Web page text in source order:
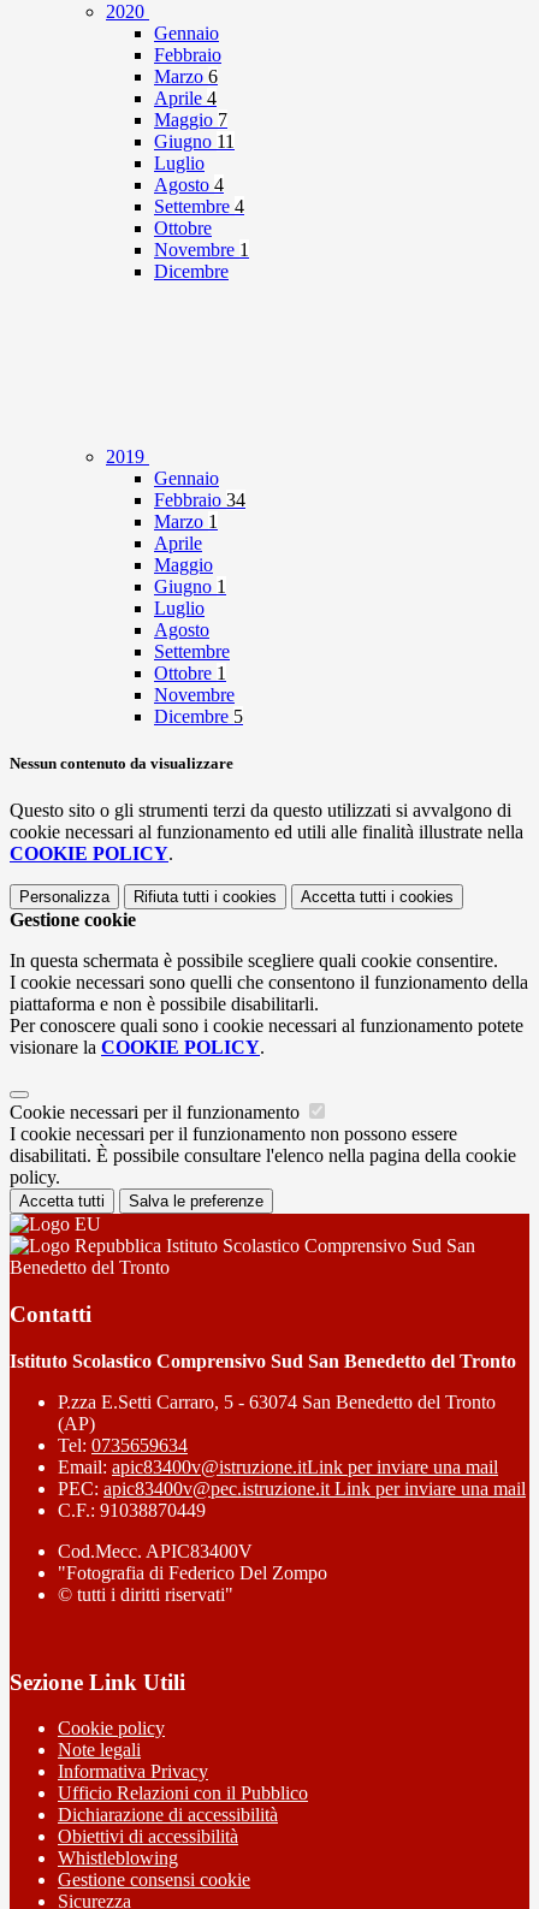
2020
Gennaio
Febbraio
Marzo 6
Aprile 4
Maggio 7
Giugno 11
Luglio
Agosto 4
Settembre 4
Ottobre
Novembre 1
Dicembre
2019
Gennaio
Febbraio 34
Marzo 1
Aprile
Maggio
Giugno 1
Luglio
Agosto
Settembre
Ottobre 1
Novembre
Dicembre 5
Nessun contenuto da visualizzare
Questo sito o gli strumenti terzi da questo utilizzati si avvalgono di
cookie necessari al funzionamento ed utili alle finalità illustrate nella
COOKIE POLICY.
Personalizza Rifiuta tutti i cookies Accetta tutti i cookies
Gestione cookie
In questa schermata è possibile scegliere quali cookie consentire.
I cookie necessari sono quelli che consentono il funzionamento della
piattaforma e non è possibile disabilitarli.
Per conoscere quali sono i cookie necessari al funzionamento potete
visionare la COOKIE POLICY.
Cookie necessari per il funzionamento
I cookie necessari per il funzionamento non possono essere
disabilitati. È possibile consultare l'elenco nella pagina della cookie
policy.
Accetta tutti Salva le preferenze
Istituto Scolastico Comprensivo Sud San
Benedetto del Tronto
Contatti
Istituto Scolastico Comprensivo Sud San Benedetto del Tronto
P.zza E.Setti Carraro, 5 - 63074 San Benedetto del Tronto
(AP)
Tel: 0735659634
Email: apic83400v@istruzione.itLink per inviare una mail
PEC: apic83400v@pec.istruzione.it Link per inviare una mail
C.F.: 91038870449
Cod.Mecc. APIC83400V
"Fotografia di Federico Del Zompo
© tutti i diritti riservati"
Sezione Link Utili
Cookie policy
Note legali
Informativa Privacy
Ufficio Relazioni con il Pubblico
Dichiarazione di accessibilità
Obiettivi di accessibilità
Whistleblowing
Gestione consensi cookie
Sicurezza